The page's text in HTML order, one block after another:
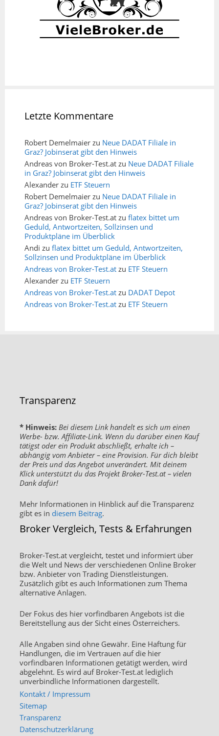
Letzte Kommentare
Robert Demelmaier zu Neue DADAT Filiale in
Graz? Jobinserat gibt den Hinweis
Andreas von Broker-Test.at zu Neue DADAT Filiale
in Graz? Jobinserat gibt den Hinweis
Alexander zu ETF Steuern
Robert Demelmaier zu Neue DADAT Filiale in
Graz? Jobinserat gibt den Hinweis
Andreas von Broker-Test.at zu flatex bittet um
Geduld, Antwortzeiten, Sollzinsen und
Produktpläne im Überblick
Andi zu flatex bittet um Geduld, Antwortzeiten,
Sollzinsen und Produktpläne im Überblick
Andreas von Broker-Test.at zu ETF Steuern
Alexander zu ETF Steuern
Andreas von Broker-Test.at zu DADAT Depot
Andreas von Broker-Test.at zu ETF Steuern
Transparenz
* Hinweis: Bei diesem Link handelt es sich um einen
Werbe- bzw. Affiliate-Link. Wenn du darüber einen Kauf
tätigst oder ein Produkt abschließt, erhalte ich –
abhängig vom Anbieter – eine Provision. Für dich bleibt
der Preis und das Angebot unverändert. Mit deinem
Klick unterstützt du das Projekt Broker-Test.at – vielen
Dank dafür!
Mehr Informationen in Hinblick auf die Transparenz
gibt es in diesem Beitrag.
Broker Vergleich, Tests & Erfahrungen
Broker-Test.at vergleicht, testet und informiert über
die Welt und News der verschiedenen Online Broker
bzw. Anbieter von Trading Dienstleistungen.
Zusätzlich gibt es auch Informationen zum Thema
alternative Anlagen.
Der Fokus des hier vorfindbaren Angebots ist die
Bereitstellung aus der Sicht eines Österreichers.
Alle Angaben sind ohne Gewähr. Eine Haftung für
Handlungen, die im Vertrauen auf die hier
vorfindbaren Informationen getätigt werden, wird
abgelehnt. Es wird auf Broker-Test.at lediglich
unverbindliche Informationen dargestellt.
Kontakt / Impressum
Sitemap
Transparenz
Datenschutzerklärung